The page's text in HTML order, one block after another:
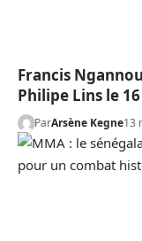
Francis
Philipe Lins le
ParArsène Kegne13